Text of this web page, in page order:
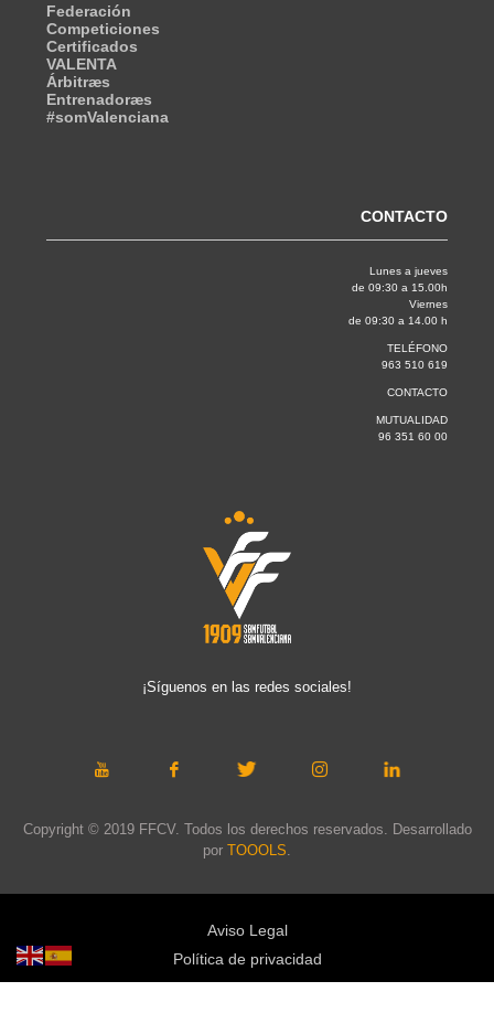
Federación
Competiciones
Certificados
VALENTA
Árbitræs
Entrenadoræs
#somValenciana
CONTACTO
Lunes a jueves
de 09:30 a 15.00h
Viernes
de 09:30 a 14.00 h
TELÉFONO
963 510 619
CONTACTO
MUTUALIDAD
96 351 60 00
¡Síguenos en las redes sociales!
Copyright © 2019 FFCV. Todos los derechos reservados. Desarrollado
por TOOOLS
Aviso Legal
Política de privacidad
Política de cookies